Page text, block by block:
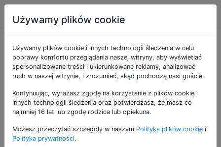
Informatyka
Pytania otagowane
jako compilers
Pytania dotyczące programów, które czytają kod w
jednym języku (język źródłowy) i tłumaczą go na
docelowy).
Używamy plików cookie
Używamy plików cookie i innych technologii śledzenia w celu
poprawy komfortu przeglądania naszej witryny, aby wyświetlać
spersonalizowane treści i ukierunkowane reklamy, analizować
ruch w naszej witrynie, i zrozumieć, skąd pochodzą nasi goście.
Kontynuując, wyrażasz zgodę na korzystanie z plików cookie i
innych technologii śledzenia oraz potwierdzasz, że masz co
najmniej 16 lat lub zgodę rodzica lub opiekuna.
Możesz przeczytać szczegóły w naszym Polityka plików cookie i
Polityka prywatności.